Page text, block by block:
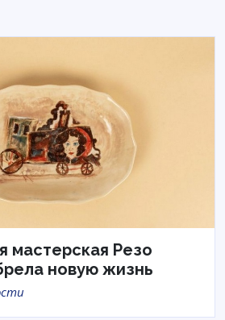
мастерская Резо
новую жизнь